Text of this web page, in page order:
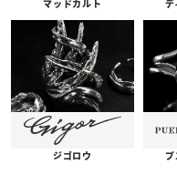
マッドカルト
ジゴロウ